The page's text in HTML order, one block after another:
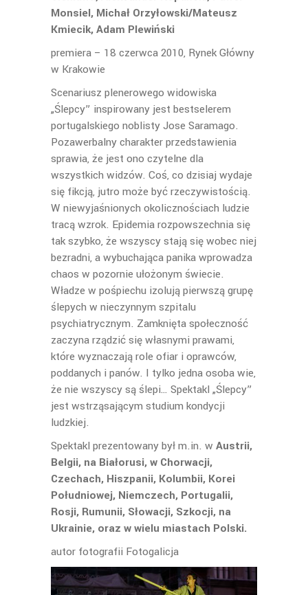
Monsiel, Michał Orzyłowski/Mateusz
Kmiecik, Adam Plewiński
premiera – 18 czerwca 2010, Rynek Główny
w Krakowie
Scenariusz plenerowego widowiska
„Ślepcy” inspirowany jest bestselerem
portugalskiego noblisty Jose Saramago.
Pozawerbalny charakter przedstawienia
sprawia, że jest ono czytelne dla
wszystkich widzów. Coś, co dzisiaj wydaje
się fikcją, jutro może być rzeczywistością.
W niewyjaśnionych okolicznościach ludzie
tracą wzrok. Epidemia rozpowszechnia się
tak szybko, że wszyscy stają się wobec niej
bezradni, a wybuchająca panika wprowadza
chaos w pozornie ułożonym świecie.
Władze w pośpiechu izolują pierwszą grupę
ślepych w nieczynnym szpitalu
psychiatrycznym. Zamknięta społeczność
zaczyna rządzić się własnymi prawami,
które wyznaczają role ofiar i oprawców,
poddanych i panów. I tylko jedna osoba wie,
że nie wszyscy są ślepi… Spektakl „Ślepcy”
jest wstrząsającym studium kondycji
ludzkiej.
Spektakl prezentowany był m.in. w Austrii,
Belgii, na Białorusi, w Chorwacji,
Czechach, Hiszpanii, Kolumbii, Korei
Południowej, Niemczech, Portugalii,
Rosji, Rumunii, Słowacji, Szkocji, na
Ukrainie, oraz w wielu miastach Polski.
autor fotografii Fotogalicja